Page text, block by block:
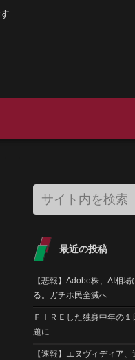
最近の投稿
【悲報】Adobe株、AI相
る。ガチホ民全滅へ
ＦＩＲＥした独身中年の
題に
【速報】エヌヴィディア